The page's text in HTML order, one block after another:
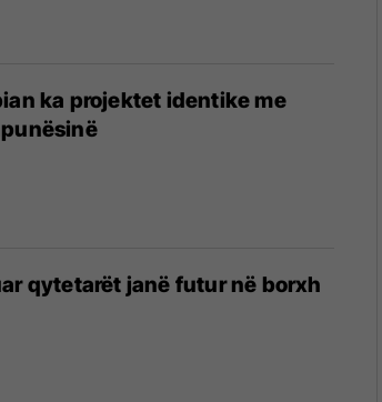
ka projektet identike me
qytetarët janë futur në borxh